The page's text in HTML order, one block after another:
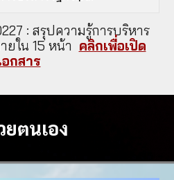
: สรุปความรู้การบริหาร
ยใน 15 หน้า คลิกเพื่อเปิด
อกสาร
ยตนเอง